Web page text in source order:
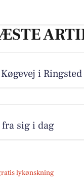
i Ringsted
sig i dag
lykønskning